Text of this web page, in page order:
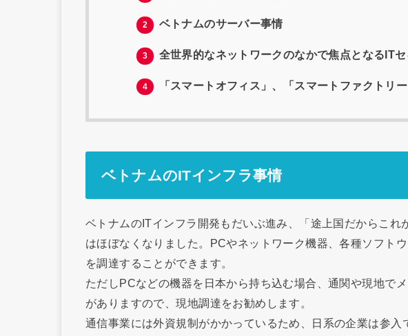
2 ベトナムのサーバー事情
3 全世界的なネットワークのなかで焦点となるIT
4 「スマートオフィス」、「スマートファクトリ
ベトナムのITインフラ事情
ベトナムのITインフラ開発もだいぶ進み、「途上国だからこれ
はほぼなくなりました。PCやネットワーク機器、各種ソフト
を調達することができます。
ただしPCなどの機器を日本から持ち込む場合、通関や現地で
がありますので、現地調達をお勧めします。
通信事業には外資規制がかかっているため、日系の企業は参入